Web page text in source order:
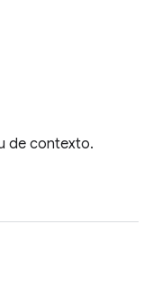
de contexto.